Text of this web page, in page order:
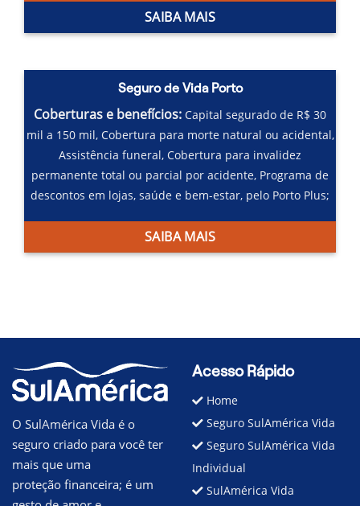
SAIBA MAIS
Seguro de Vida Porto
Coberturas e benefícios: Capital segurado de R$ 30
mil a 150 mil, Cobertura para morte natural ou acidental,
Assistência funeral,Cobertura para invalidez
permanente total ou parcial por acidente, Programa de
descontos em lojas, saúde e bem-estar, pelo Porto Plus;
SAIBA MAIS
O SulAmérica Vida é o
seguro criado para você ter
mais que uma
proteção financeira; é um
Acesso Rápido
Home
Seguro SulAmérica Vida
Seguro SulAmérica Vida
Individual
SulAmérica Vida